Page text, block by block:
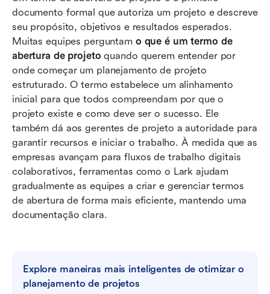
documento formal que autoriza um projeto e descreve
seu propósito, objetivos e resultados esperados.
Muitas equipes perguntam o que é um termo de
abertura de projeto quando querem entender por
onde começar um planejamento de projeto
estruturado. O termo estabelece um alinhamento
inicial para que todos compreendam por que o
projeto existe e como deve ser o sucesso. Ele
também dá aos gerentes de projeto a autoridade para
garantir recursos e iniciar o trabalho. À medida que as
empresas avançam para fluxos de trabalho digitais
colaborativos, ferramentas como o Lark ajudam
gradualmente as equipes a criar e gerenciar termos
de abertura de forma mais eficiente, mantendo uma
documentação clara.
Explore maneiras mais inteligentes de otimizar o
planejamento de projetos
gerenciamento de projetos
Como criar um termo de abertura de projeto
Cartas de projeto em papel vs digitais: o que as
equipes preferem hoje
Inicie sua missão: Use o Lark para criar
capítulos de projeto e gerenciar projetos
Melhores práticas para redigir um termo de
abertura de projeto eficaz
Conclusão
Perguntas frequentes
Leitura relacionada